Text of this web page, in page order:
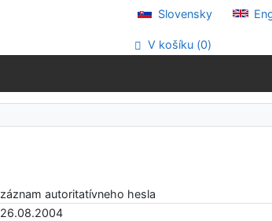
Slovensky
V košíku (0)
záznam autoritatívneho hesla
26.08.2004